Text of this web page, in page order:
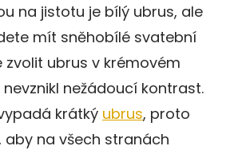
na jistotu je bílý ubrus, ale
mít sněhobílé svatební
zvolit ubrus v krémovém
nežádoucí kontrast.
krátký ubrus, proto
aby na všech stranách